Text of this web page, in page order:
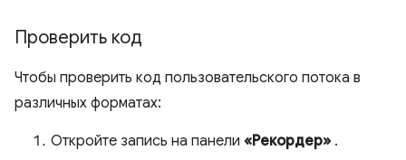
Проверить код
Чтобы проверить код пользовательского потока в
различных форматах:
Откройте запись на панели «Рекордер» .